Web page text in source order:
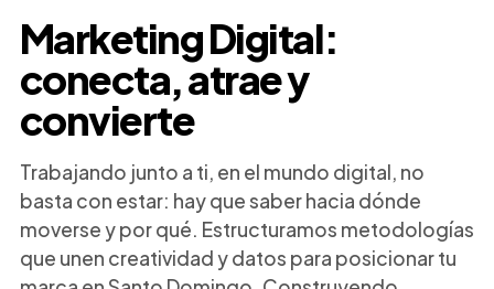
Marketing Digital:
conecta, atrae y
convierte
Trabajando junto a ti, en el mundo digital, no
basta con estar: hay que saber hacia dónde
moverse y por qué. Estructuramos metodologías
que unen creatividad y datos para posicionar tu